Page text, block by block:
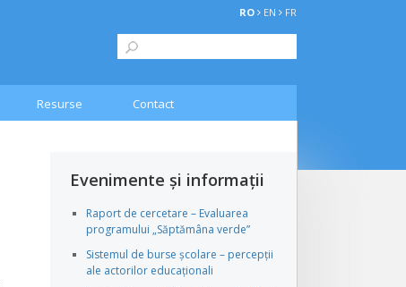
RO EN FR
Resurse Contact
Evenimente și informații
Raport de cercetare – Evaluarea
programului „Săptămâna verde”
Sistemul de burse școlare – percepții
ale actorilor educaționali